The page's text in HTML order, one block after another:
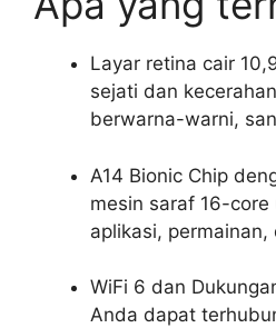
Layar retina cair
sejati dan
berwarna-warni,
A14 Bionic Chip
mesin saraf 16-
aplikasi,
WiFi 6 dan
Anda dapat